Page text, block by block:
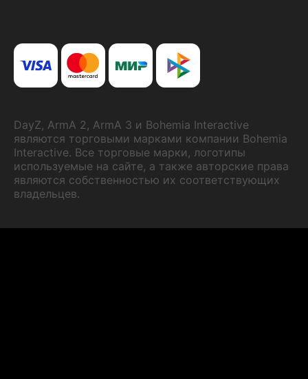
DayZ, ArmA 2, ArmA 3 и Bohemia Interactive
являются торговыми марками компании Bohemia
Interactive. Все торговые марки, логотипы
используемые на сайте, а также авторские права
являются собственностью их соответствующих
владельцев.